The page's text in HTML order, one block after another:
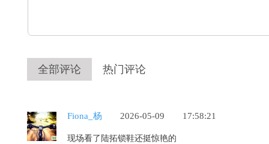
全部评论 热门评论
Fiona_杨 2026-05-09 17:58:21
现场看了陆拓锁鞋还挺惊艳的